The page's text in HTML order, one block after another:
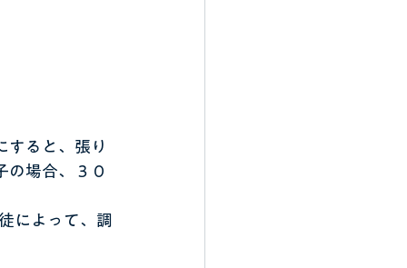
すると、張り
の場合、３０
によって、調